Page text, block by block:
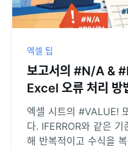
엑셀 팁
보고서의 #N/A &
Excel 오류 처리 방
엑셀 시트의 #VALUE!
다. IFERROR와 같은
해 반복적이고 수식을